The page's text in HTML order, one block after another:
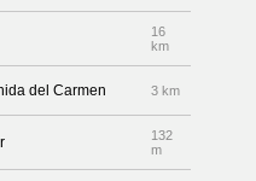
16
km
del Carmen 3 km
132
m